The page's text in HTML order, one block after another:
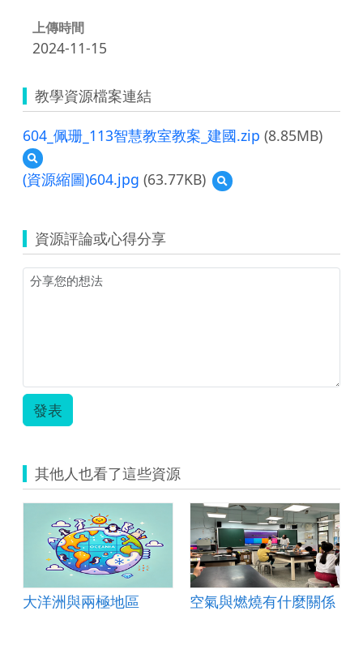
上傳時間
2024-11-15
教學資源檔案連結
604_佩珊_113智慧教室教案_建國.zip (8.85MB)
預
覽
604_
_113
智
慧
教
(資源縮圖)604.jpg (63.77KB)
預
覽
圖)604.jpg
資源評論或心得分享
發表
其他人也看了這些資源
大洋洲與兩極地區 空氣與燃燒有什麼關係